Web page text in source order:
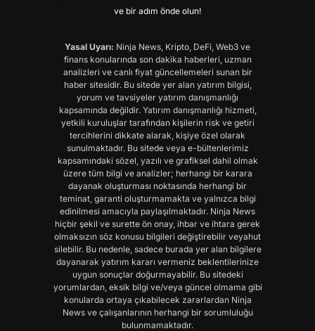
ve bir adım önde olun!
Yasal Uyarı: Ninja News, Kripto, DeFi, Web3 ve
finans konularında son dakika haberleri, uzman
analizleri ve canlı fiyat güncellemeleri sunan bir
haber sitesidir. Bu sitede yer alan yatırım bilgisi,
yorum ve tavsiyeler yatırım danışmanlığı
kapsamında değildir. Yatırım danışmanlığı hizmeti,
yetkili kuruluşlar tarafından kişilerin risk ve getiri
tercihlerini dikkate alarak, kişiye özel olarak
sunulmaktadır. Bu sitede veya e-bültenlerimiz
kapsamındaki sözel, yazılı ve grafiksel dahil olmak
üzere tüm bilgi ve analizler; herhangi bir karara
dayanak oluşturması noktasında herhangi bir
teminat, garanti oluşturmamakta ve yalnızca bilgi
edinilmesi amacıyla paylaşılmaktadır. Ninja News
hiçbir şekil ve surette ön onay, ihbar ve ihtara gerek
olmaksızın söz konusu bilgileri değiştirebilir veyahut
silebilir. Bu nedenle, sadece burada yer alan bilgilere
dayanarak yatırım kararı vermeniz beklentilerinize
uygun sonuçlar doğurmayabilir. Bu sitedeki
yorumlardan, eksik bilgi ve/veya güncel olmama gibi
konularda ortaya çıkabilecek zararlardan Ninja
News ve çalışanlarının herhangi bir sorumluluğu
bulunmamaktadır.